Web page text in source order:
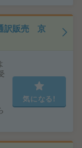
訳販売 京
気になる!